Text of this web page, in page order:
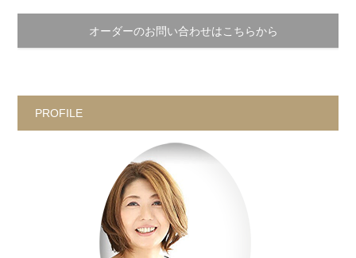
オーダーのお問い合わせはこちらから
PROFILE